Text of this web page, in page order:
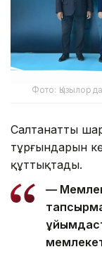
Фото:
Салтанатты
тұрғындарын
құттықтады.
—